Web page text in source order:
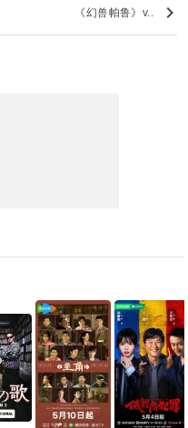
《幻兽帕鲁》v.. keyboard_arrow_right